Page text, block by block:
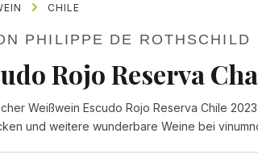
CHILE
PHILIPPE DE ROTHSCHILD
Rojo Reserva
Weißwein Escudo Rojo Reserva Chile
und weitere wunderbare Weine bei